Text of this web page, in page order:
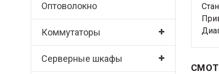
Оптоволокно
Коммутаторы
Серверные шкафы